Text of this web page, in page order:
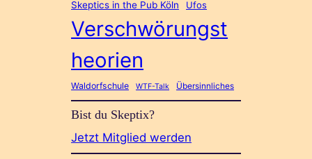
Skeptics in the Pub Köln Ufos
Verschwörungst
heorien
Waldorfschule WTF-Talk Übersinnliches
Bist du Skeptix?
Jetzt Mitglied werden